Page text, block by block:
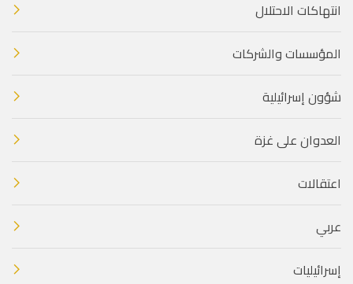
انتهاكات الاحتلال
المؤسسات والشركات
شؤون إسرائيلية
العدوان على غزة
اعتقالات
عربي
إسرائيليات